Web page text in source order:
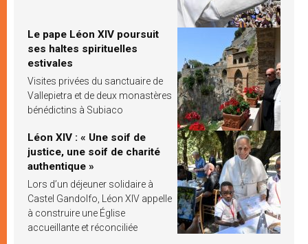
Le pape Léon XIV poursuit
ses haltes spirituelles
estivales
Visites privées du sanctuaire de
Vallepietra et de deux monastères
bénédictins à Subiaco
Léon XIV : « Une soif de
justice, une soif de charité
authentique »
Lors d’un déjeuner solidaire à
Castel Gandolfo, Léon XIV appelle
à construire une Église
accueillante et réconciliée